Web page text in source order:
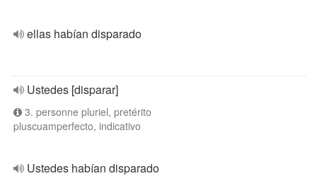
ellas habían disparado
Ustedes [disparar]
3. personne pluriel, pretérito
pluscuamperfecto, indicativo
Ustedes habían disparado